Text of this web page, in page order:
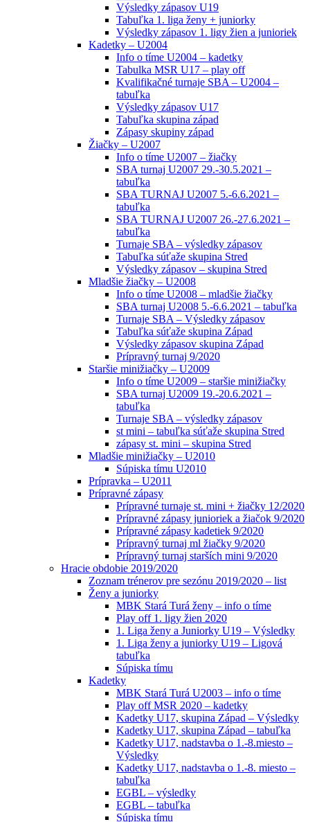
Výsledky zápasov U19
Tabuľka 1. liga ženy + juniorky
Výsledky zápasov 1. ligy žien a junioriek
Kadetky – U2004
Info o tíme U2004 – kadetky
Tabulka MSR U17 – play off
Kvalifikačné turnaje SBA – U2004 –
tabuľka
Výsledky zápasov U17
Tabuľka skupina západ
Zápasy skupiny západ
Žiačky – U2007
Info o tíme U2007 – žiačky
SBA turnaj U2007 29.-30.5.2021 –
tabuľka
SBA TURNAJ U2007 5.-6.6.2021 –
tabuľka
SBA TURNAJ U2007 26.-27.6.2021 –
tabuľka
Turnaje SBA – výsledky zápasov
Tabuľka súťaže skupina Stred
Výsledky zápasov – skupina Stred
Mladšie žiačky – U2008
Info o tíme U2008 – mladšie žiačky
SBA turnaj U2008 5.-6.6.2021 – tabuľka
Turnaje SBA – Výsledky zápasov
Tabuľka súťaže skupina Západ
Výsledky zápasov skupina Západ
Prípravný turnaj 9/2020
Staršie minižiačky – U2009
Info o tíme U2009 – staršie minižiačky
SBA turnaj U2009 19.-20.6.2021 –
tabuľka
Turnaje SBA – výsledky zápasov
st mini – tabuľka súťaže skupina Stred
zápasy st. mini – skupina Stred
Mladšie minižiačky – U2010
Súpiska tímu U2010
Prípravka – U2011
Prípravné zápasy
Prípravné turnaje st. mini + žiačky 12/2020
Prípravné zápasy junioriek a žiačok 9/2020
Prípravné zápasy kadetiek 9/2020
Prípravný turnaj ml žiačky 9/2020
Prípravný turnaj starších mini 9/2020
Hracie obdobie 2019/2020
Zoznam trénerov pre sezónu 2019/2020 – list
Ženy a juniorky
MBK Stará Turá ženy – info o tíme
Play off 1. ligy žien 2020
1. Liga ženy a Juniorky U19 – Výsledky
1. Liga ženy a juniorky U19 – Ligová
tabuľka
Súpiska tímu
Kadetky
MBK Stará Turá U2003 – info o tíme
Play off MSR 2020 – kadetky
Kadetky U17, skupina Západ – Výsledky
Kadetky U17, skupina Západ – tabuľka
Kadetky U17, nadstavba o 1.-8.miesto –
Výsledky
Kadetky U17, nadstavba o 1.-8. miesto –
tabuľka
EGBL – výsledky
EGBL – tabuľka
Súpiska tímu